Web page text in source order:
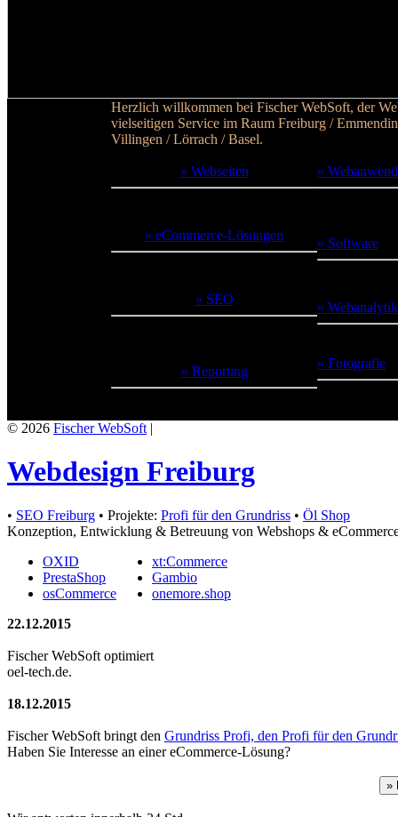
Herzlich willkommen bei Fischer WebSoft, der
vielseitigen Service im Raum Freiburg /
Villingen / Lörrach / Basel.
» Webseiten »
» eCommerce-Lösungen
» Software
» SEO
» Webanalytik
» Reporting
» Fotografie
© 2026 Fischer WebSoft |
Webdesign Freiburg
• SEO Freiburg • Projekte: Profi für den Grundriss • Öl Shop
Konzeption, Entwicklung & Betreuung von Webshops &
OXID
PrestaShop
osCommerce
xt:Commerce
Gambio
onemore.shop
22.12.2015
Fischer WebSoft optimiert
oel-tech.de.
18.12.2015
Fischer WebSoft bringt den Grundriss Profi, den Profi für den
Haben Sie Interesse an einer eCommerce-Lösung?